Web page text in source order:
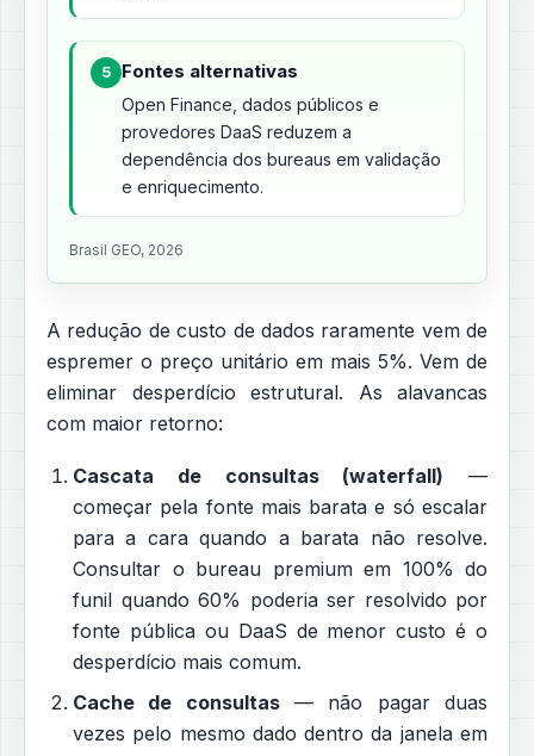
5 Fontes alternativas
Open Finance, dados públicos e
provedores DaaS reduzem a
dependência dos bureaus em validação
e enriquecimento.
Brasil GEO, 2026
A redução de custo de dados raramente vem de
espremer o preço unitário em mais 5%. Vem de
eliminar desperdício estrutural. As alavancas
com maior retorno:
Cascata de consultas (waterfall) —
começar pela fonte mais barata e só escalar
para a cara quando a barata não resolve.
Consultar o bureau premium em 100% do
funil quando 60% poderia ser resolvido por
fonte pública ou DaaS de menor custo é o
desperdício mais comum.
Cache de consultas— não pagar duas
vezes pelo mesmo dado dentro da janela em